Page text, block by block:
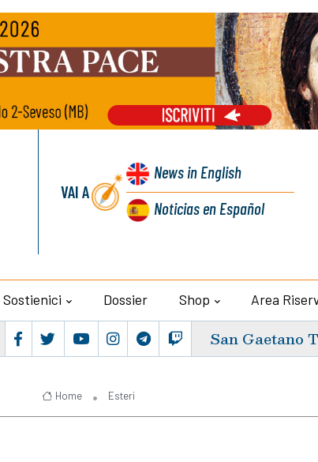
VAI A
Newsin English
Noticiasen Español
Sostienici Dossier Shop Area
San Gaetano
Home Esteri